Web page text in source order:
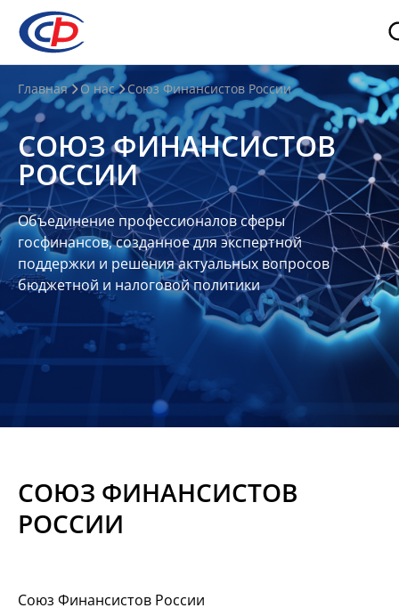
О
нас
О
СФР
Совет
Союза
Участники
Планы
отчеты
Контакты
Материалы
Главная О нас Союз Финансистов России
СОЮЗ ФИНАНСИСТОВ
РОССИИ
Объединение профессионалов сферы
госфинансов, созданное для экспертной
поддержки и решения актуальных вопросов
бюджетной и налоговой политики
СОЮЗ ФИНАНСИСТОВ
РОССИИ
Союз Финансистов России